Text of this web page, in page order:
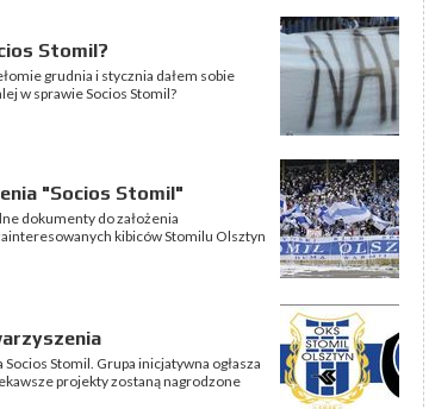
Stomil?
grudnia i stycznia dałem sobie
w sprawie Socios Stomil?
"Socios Stomil"
dokumenty do założenia
kibiców Stomilu Olsztyn
Stomil. Grupa inicjatywna ogłasza
projekty zostaną nagrodzone